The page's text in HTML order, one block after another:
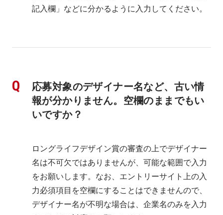
記入欄」などに分かるように入力してください。
応募対象のデザイナー名など、古い情
報が分かりません。空欄のままでもい
いですか？
ロングライフデザイン賞の審査の上でデザイナー
名は不可欠ではありませんが、可能な範囲で入力
をお願いします。なお、エントリーサイト上の入
力必須項目を空欄にすることはできませんので、
デザイナー名が不明な場合は、企業名のみを入力